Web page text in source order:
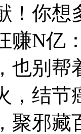
你想
赚N亿
也别帮
，结
聚邪藏